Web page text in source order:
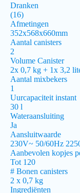
Dranken
(16)
Afmetingen
352x568x660mm
Aantal canisters
2
Volume Canister
2x 0,7 kg + 1x 3,2
Aantal mixbekers
1
Uurcapaciteit instant
30 l
Wateraansluiting
Ja
Aansluitwaarde
230V~ 50/60Hz
Aanbevolen kopjes
Tot 120
# Bonen canisters
2 x 0,7 kg
Ingrediënten